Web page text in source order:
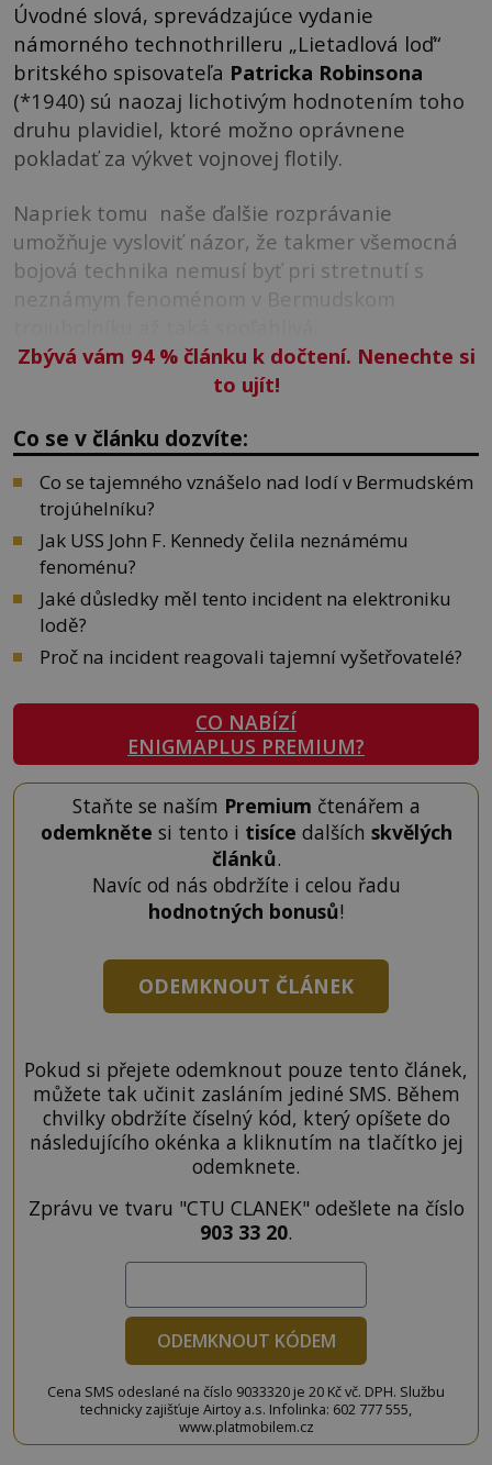
Úvodné slová, sprevádzajúce vydanie
námorného technothrilleru „Lietadlová loď“
britského spisovateľa Patricka Robinsona
(*1940) sú naozaj lichotivým hodnotením toho
druhu plavidiel, ktoré možno oprávnene
pokladať za výkvet vojnovej flotily.
Napriek tomu naše ďalšie rozprávanie
umožňuje vysloviť názor, že takmer všemocná
bojová technika nemusí byť pri stretnutí s
neznámym fenoménom v Bermudskom
Zbývá vám 94 %článku k dočtení. Nenechte si
to ujít!
Co se v článku dozvíte:
Co se tajemného vznášelo nad lodí v Bermudském
trojúhelníku?
Jak USS John F. Kennedy čelila neznámému
fenoménu?
Jaké důsledky měl tento incident na elektroniku
lodě?
Proč na incident reagovali tajemní vyšetřovatelé?
CO NABÍZÍ
ENIGMAPLUS PREMIUM?
Staňte se naším Premium čtenářem a
odemkněte si tento i tisíce dalších skvělých
článků.
Navíc od nás obdržíte i celou řadu
hodnotných bonusů!
ODEMKNOUT ČLÁNEK
Pokud si přejete odemknout pouze tento článek,
můžete tak učinit zasláním jediné SMS. Během
chvilky obdržíte číselný kód, který opíšete do
následujícího okénka a kliknutím na tlačítko jej
odemknete.
Zprávu ve tvaru "CTU CLANEK" odešlete na číslo
903 33 20.
ODEMKNOUT KÓDEM
Cena SMS odeslané na číslo 9033320 je 20 Kč vč. DPH. Službu
technicky zajišťuje Airtoy a.s. Infolinka: 602 777 555,
www.platmobilem.cz